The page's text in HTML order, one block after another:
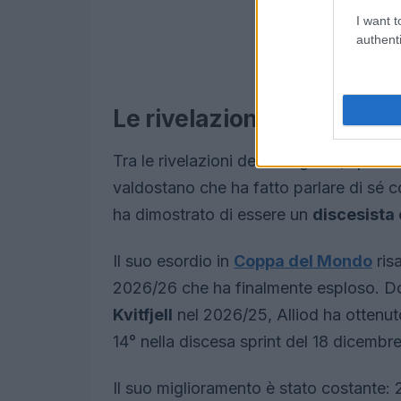
I want
Le rivelazioni della
Tra le rivelazioni della stagione, spicca
valdostano che ha fatto parlare di sé
ha dimostrato di essere un discesista
Il suo esordio in Coppa del Mondo
2026/26 che ha finalmente esploso.
Kvitfjell nel 2026/25, Alliod ha
14° nella discesa sprint del 18
Il suo miglioramento è stato costante: